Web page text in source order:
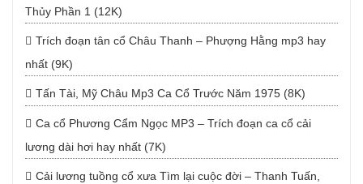
Thủy Phần 1 (12K)
Trích đoạn tân cổ Châu Thanh – Phượng Hằng mp3 hay
nhất (9K)
Tấn Tài, Mỹ Châu Mp3 Ca Cổ Trước Năm 1975 (8K)
Ca cổ Phương Cẩm Ngọc MP3 – Trích đoạn ca cổ cải
lương dài hơi hay nhất (7K)
Cải lương tuồng cổ xưa Tìm lại cuộc đời – Thanh Tuấn,